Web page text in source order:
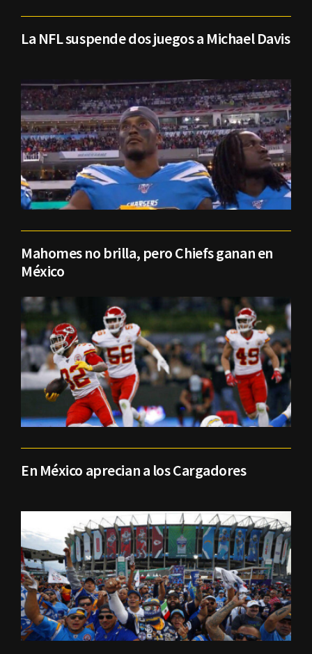
La NFL suspende dos juegos a Michael Davis
Mahomes no brilla, pero Chiefs ganan en
México
En México aprecian a los Cargadores